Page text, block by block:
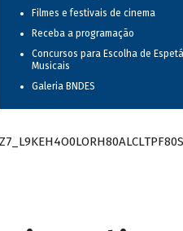
Filmes e festivais de cinema
Receba a programação
Concursos para Escolha de
Musicais
Galeria BNDES